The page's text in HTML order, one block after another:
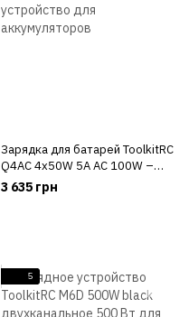
Зарядка для батарей ToolkitRC
Q4AC 4x50W 5A AC 100W –
зарядное устройство для
аккумуляторов
3 635 грн
5